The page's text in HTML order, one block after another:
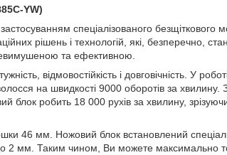
YW)
спеціалізованого безщіткового
рішень і технологій, які, безперечно,
та ефективною.
відмовостійкість і довговічність. У
на швидкості 9000 оборотів за
блок робить 18 000 рухів за хвилину,
46 мм. Ножовий блок встановлений
2 мм. Таким чином, Ви можете максимально